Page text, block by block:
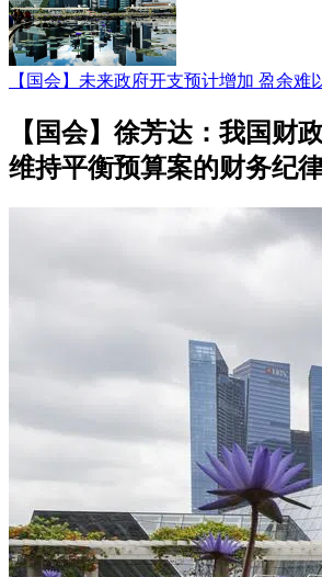
【国会】未来政府开支预计增加 盈余难
【国会】徐芳达：我国财
维持平衡预算案的财务纪